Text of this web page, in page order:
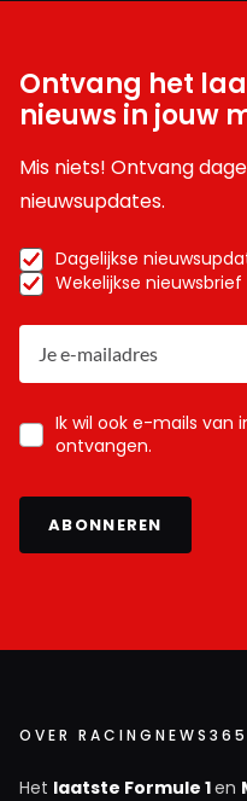
Ontvang het
nieuws in jouw
Mis niets! Ontvang
nieuwsupdates.
Dagelijkse
Wekelijkse nieuwsbrief
Ik wil ook e-mails van
ontvangen.
ABONNEREN
OVER RACINGNEWS365
Het laatste Formule 1en